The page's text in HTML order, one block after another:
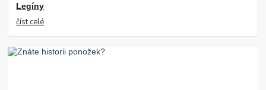
Legíny
číst celé